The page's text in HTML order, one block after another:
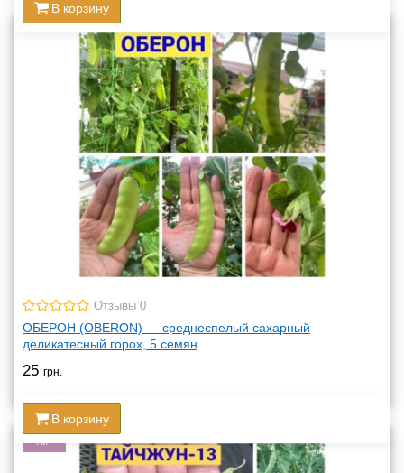
В корзину
Отзывы 0
ОБЕРОН (OBERON) — среднеспелый сахарный
деликатесный горох, 5 семян
25 грн.
В корзину
Хит